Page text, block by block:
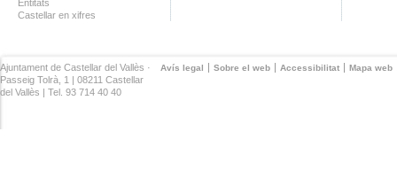
Entitats
Castellar en xifres
Avís legal Sobre el web Accessibilitat Mapa web
Ajuntament de Castellar del Vallès ·
Passeig Tolrà, 1 | 08211 Castellar
del Vallès | Tel. 93 714 40 40